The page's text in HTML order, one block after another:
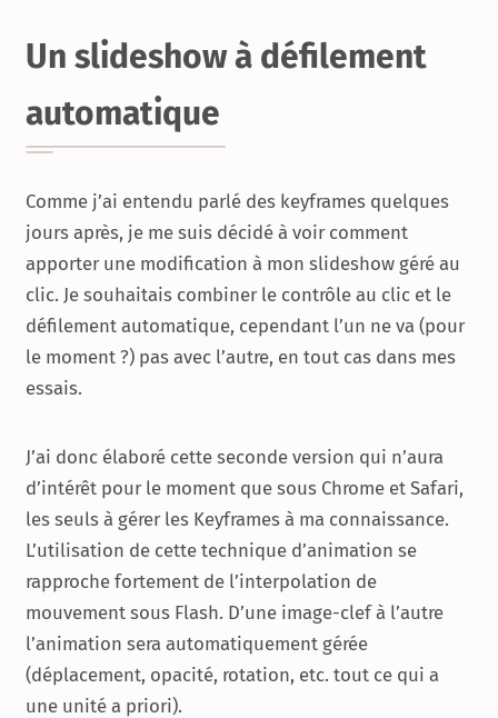
Un slideshow à défilement
automatique
Comme j’ai entendu parlé des keyframes quelques
jours après, je me suis décidé à voir comment
apporter une modification à mon slideshow géré au
clic. Je souhaitais combiner le contrôle au clic et le
défilement automatique, cependant l’un ne va (pour
le moment ?) pas avec l’autre, en tout cas dans mes
essais.
J’ai donc élaboré cette seconde version qui n’aura
d’intérêt pour le moment que sous Chrome et Safari,
les seuls à gérer les Keyframes à ma connaissance.
L’utilisation de cette technique d’animation se
rapproche fortement de l’interpolation de
mouvement sous Flash. D’une image-clef à l’autre
l’animation sera automatiquement gérée
(déplacement, opacité, rotation, etc. tout ce qui a
une unité a priori).